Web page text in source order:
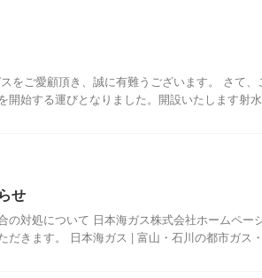
をご愛顧頂き、誠に有難うございます。 さて
開始する運びとなりました。開設いたします射
せ
の対処について 日本海ガス株式会社ホームペー
だきます。 日本海ガス | 富山・石川の都市ガス